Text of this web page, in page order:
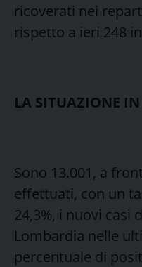
ricoverati nei
rispetto a ieri 248
LA SITUAZIONE
Sono 13.001, a
effettuati, con un
24,3%, i nuovi casi
Lombardia nelle
percentuale di